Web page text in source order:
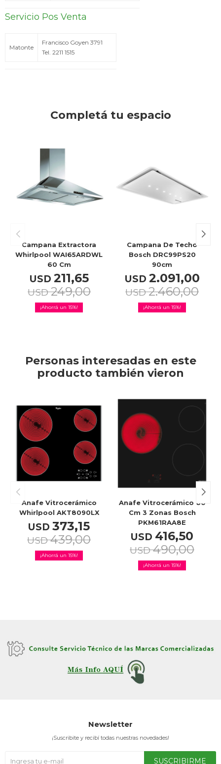
Servicio Pos Venta
Matonte
Francisco Goyen 3791
Tel. 2211 1515
Completá tu espacio
Campana Extractora
Whirlpool WAI65ARDWL
60 Cm
USD 211,65
USD 249,00
15
Campana De Techo
Bosch DRC99PS20
90cm
USD 2.091,00
USD 2.460,00
15
Personas interesadas en este
producto también vieron
Anafe Vitrocerámico
Whirlpool AKT8090LX
USD 373,15
USD 439,00
15
Anafe Vitrocerámico 60
Cm 3 Zonas Bosch
PKM61RAA8E
USD 416,50
USD 490,00
15
Newsletter
¡Suscribite y recibí todas nuestras novedades!
SUSCRIBIRME